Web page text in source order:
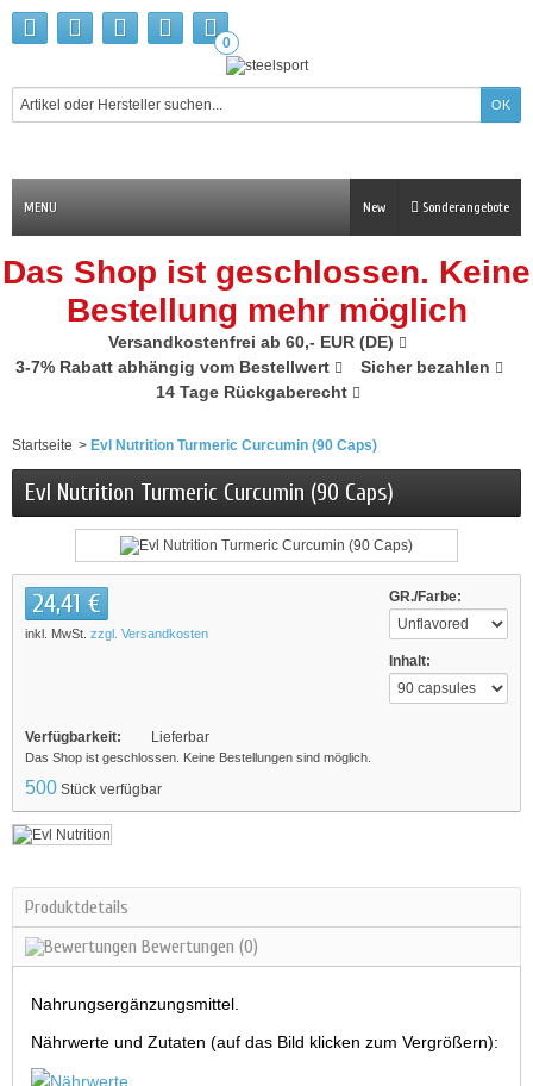
0
MENU Sonderangebote
New
Das Shop ist geschlossen. Keine
Bestellung mehr möglich
Versandkostenfrei ab 60,- EUR (DE)
3-7% Rabatt abhängig vom Bestellwert
Sicher bezahlen
14 Tage Rückgaberecht
Startseite > Evl Nutrition Turmeric Curcumin (90 Caps)
Evl Nutrition Turmeric Curcumin (90 Caps)
GR./Farbe:
Inhalt:
24,41 €
inkl. MwSt. zzgl. Versandkosten
Verfügbarkeit: Lieferbar
Das Shop ist geschlossen. Keine Bestellungen sind möglich.
500 Stück verfügbar
Produktdetails
Bewertungen (0)
Nahrungsergänzungsmittel.
Nährwerte und Zutaten (auf das Bild klicken zum Vergrößern):